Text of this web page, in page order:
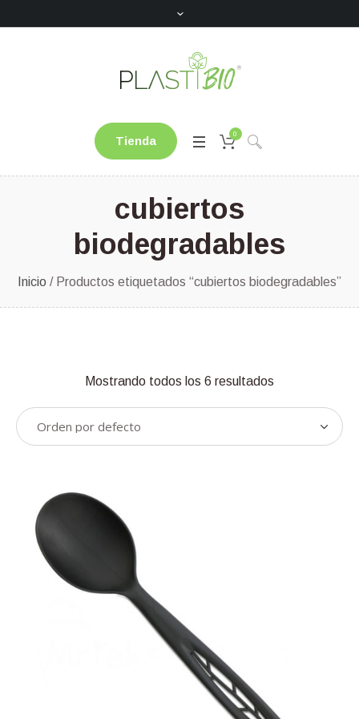
Tienda
0
cubiertos
biodegradables
Inicio / Productos etiquetados “cubiertos biodegradables”
Mostrando todos los 6 resultados